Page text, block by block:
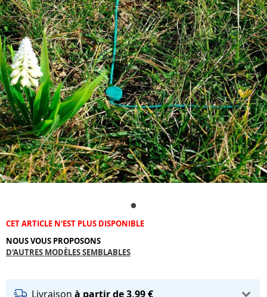
CET ARTICLE N'EST PLUS DISPONIBLE
NOUS VOUS PROPOSONS
D'AUTRES MODÈLES SEMBLABLES
Livraison à partir de 3,99 €